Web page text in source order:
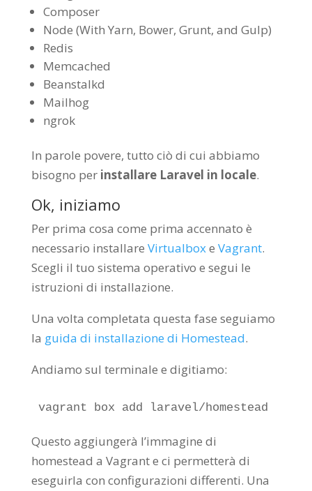
Composer
Node (With Yarn, Bower, Grunt, and Gulp)
Redis
Memcached
Beanstalkd
Mailhog
ngrok
In parole povere, tutto ciò di cui abbiamo
bisogno per installare Laravel in locale.
Ok, iniziamo
Per prima cosa come prima accennato è
necessario installare Virtualboxe Vagrant.
Scegli il tuo sistema operativo e segui le
istruzioni di installazione.
Una volta completata questa fase seguiamo
la guida di installazione di Homestead.
Andiamo sul terminale e digitiamo:
vagrant box add laravel/homestead
Questo aggiungerà l’immagine di
homestead a Vagrant e ci permetterà di
eseguirla con configurazioni differenti. Una